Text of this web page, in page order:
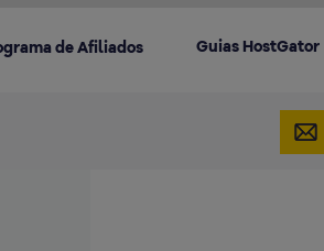
de Afiliados Guias HostGator